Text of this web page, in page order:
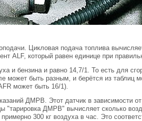
Цикловая подача топлива
ALF, который равен единице при
и бензина и равно 14,7/1. То есть для
может быть разным, и берётся из таблиц
может быть 16/1).
ДМРВ. Этот датчик в зависимости
"тарировка ДМРВ" вычисляет сколько
300 кг воздуха в час. Это